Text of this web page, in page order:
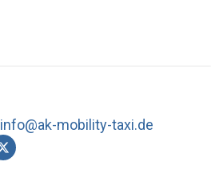
info@ak-mobility-taxi.de